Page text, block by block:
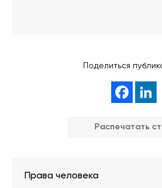
Поделиться
Распечатать
Права человека